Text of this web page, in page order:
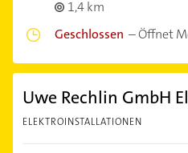
1,4 km
Geschlossen –Öffnet
Uwe Rechlin GmbH
ELEKTROINSTALLATIONEN